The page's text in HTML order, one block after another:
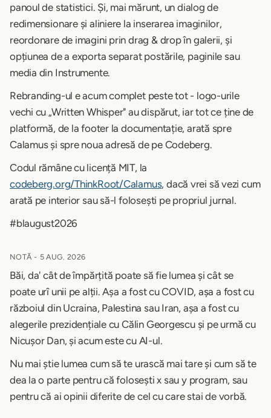
panoul de statistici. Și, mai mărunt, un dialog de
redimensionare și aliniere la inserarea imaginilor,
reordonare de imagini prin drag & drop în galerii, și
opțiunea de a exporta separat postările, paginile sau
media din Instrumente.
Rebranding-ul e acum complet peste tot - logo-urile
vechi cu „Written Whisper" au dispărut, iar tot ce ține de
platformă, de la footer la documentație, arată spre
Calamus și spre noua adresă de pe Codeberg.
Codul rămâne cu licență MIT, la
codeberg.org/ThinkRoot/Calamus, dacă vrei să vezi cum
arată pe interior sau să-l folosești pe propriul jurnal.
#blaugust2026
NOTĂ - 5 AUG. 2026
Băi, da' cât de împărțită poate să fie lumea și cât se
poate urî unii pe alții. Așa a fost cu COVID, așa a fost cu
războiul din Ucraina, Palestina sau Iran, așa a fost cu
alegerile prezidențiale cu Călin Georgescu și pe urmă cu
Nicușor Dan, și acum este cu AI-ul.
Nu mai știe lumea cum să te urască mai tare și cum să te
dea la o parte pentru că folosești x sau y program, sau
pentru că ai opinii diferite de cel cu care stai de vorbă.